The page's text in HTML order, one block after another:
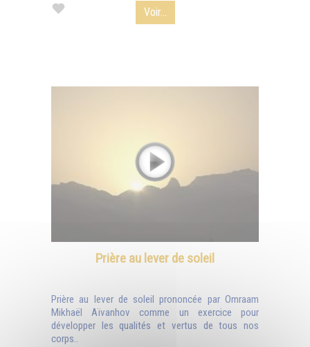
Voir...
Prière au lever de soleil
Prière au lever de soleil prononcée par Omraam
Mikhaël Aïvanhov comme un exercice pour
développer les qualités et vertus de tous nos
corps..